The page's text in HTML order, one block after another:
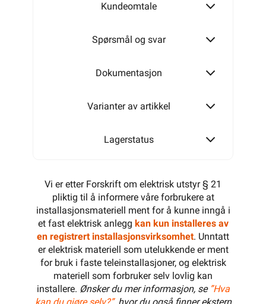
25MM
Kundeomtale
Spørsmål og svar
Dokumentasjon
Varianter av artikkel
Lagerstatus
Vi er etter Forskrift om elektrisk utstyr § 21
pliktig til å informere våre forbrukere at
installasjonsmateriell ment for å kunne inngå i
et fast elektrisk anlegg kan kun installeres av
en registrert installasjonsvirksomhet. Unntatt
er elektrisk materiell som utelukkende er ment
for bruk i faste teleinstallasjoner, og elektrisk
materiell som forbruker selv lovlig kan
installere. Ønsker du mer informasjon, se ”Hva